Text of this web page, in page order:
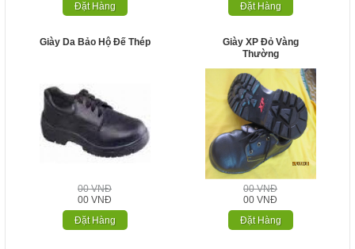
Đặt Hàng
Đặt Hàng
Giày Da Bảo Hộ Đế Thép
00 VNĐ
00 VNĐ
Đặt Hàng
Giày XP Đỏ Vàng
Thường
00 VNĐ
00 VNĐ
Đặt Hàng